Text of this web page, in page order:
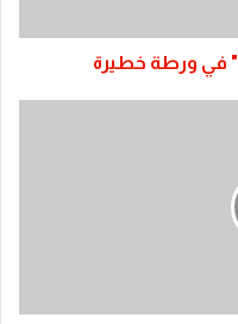
في ورطة خطيرة